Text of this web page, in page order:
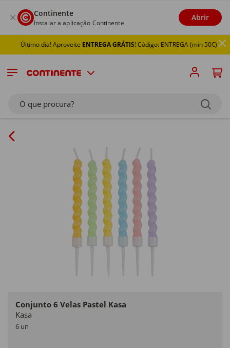
Continente
Instalar a aplicação Continente
Abrir
Último dia! AproveiteENTREGA GRÁTIS! Código: ENTREGA (min 50€)
O que procura?
Conjunto 6 Velas Pastel Kasa
Kasa
6 un